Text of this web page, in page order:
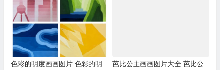
色彩的明度画画图片 色彩的明
芭比公主画画图片大全 芭比公